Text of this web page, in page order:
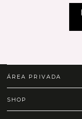
ÁREA PRIVADA
SHOP